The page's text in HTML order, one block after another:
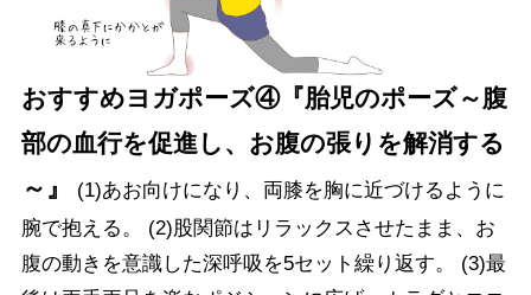
おすすめヨガポーズ④『胎児のポーズ～腹
部の血行を促進し、お腹の張りを解消する
～』
(1)あお向けになり、両膝を胸に近づけるように
腕で抱える。 (2)股関節はリラックスさせたまま、お
腹の動きを意識した深呼吸を5セット繰り返す。 (3)最